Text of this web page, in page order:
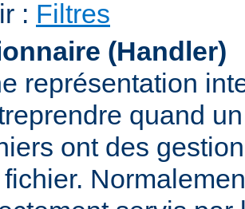
: Filtres
(Handler)
représentation
quand
ont des